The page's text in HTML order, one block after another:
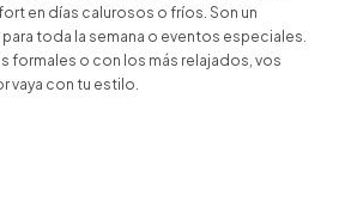
en días calurosos o fríos. Son un
toda la semana o eventos especiales.
formales o con los más relajados, vos
vaya con tu estilo.